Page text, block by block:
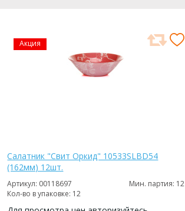
Акция
Салатник "Свит Оркид" 10533SLBD54
(162мм) 12шт.
Артикул: 00118697
Мин. партия: 12
Кол-во в упаковке: 12